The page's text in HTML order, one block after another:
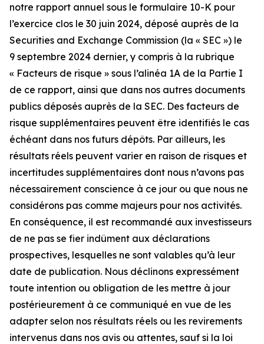
notre rapport annuel sous le formulaire 10-K pour
l’exercice clos le 30 juin 2024, déposé auprès de la
Securities and Exchange Commission (la « SEC ») le
9 septembre 2024 dernier, y compris à la rubrique
« Facteurs de risque » sous l’alinéa 1A de la Partie I
de ce rapport, ainsi que dans nos autres documents
publics déposés auprès de la SEC. Des facteurs de
risque supplémentaires peuvent être identifiés le cas
échéant dans nos futurs dépôts. Par ailleurs, les
résultats réels peuvent varier en raison de risques et
incertitudes supplémentaires dont nous n’avons pas
nécessairement conscience à ce jour ou que nous ne
considérons pas comme majeurs pour nos activités.
En conséquence, il est recommandé aux investisseurs
de ne pas se fier indûment aux déclarations
prospectives, lesquelles ne sont valables qu’à leur
date de publication. Nous déclinons expressément
toute intention ou obligation de les mettre à jour
postérieurement à ce communiqué en vue de les
adapter selon nos résultats réels ou les revirements
intervenus dans nos avis ou attentes, sauf si la loi